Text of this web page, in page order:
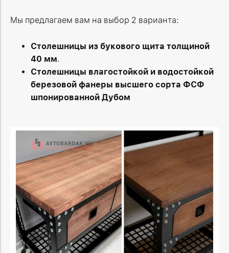
Мы предлагаем вам на выбор 2 варианта:
Столешницы из букового щита толщиной
40 мм.
Столешницы влагостойкой и водостойкой
березовой фанеры высшего сорта ФСФ
шпонированной Дубом